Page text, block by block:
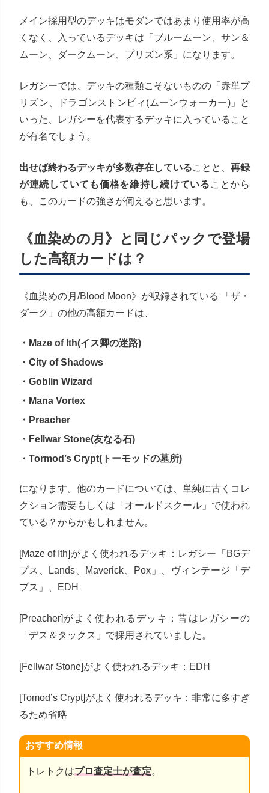
メイン採用型のデッキはモダンではあまり使用率が高
くなく、入っているデッキは「ブルームーン、サン＆
ムーン、ダークムーン、プリズン系」になります。
レガシーでは、デッキの種類こそないものの「赤単プ
リズン、ドラゴンストンピィ(ムーンウォーカー)」と
いった、レガシーを代表するデッキに入っていること
が有名でしょう。
出せば終わるデッキが多数存在していることと、 再録
が連続していても価格を維持し続けている ことから
も、このカードの強さが伺えると思います。
《血染めの月》と同じパックで登場
した高額カードは？
《血染めの月/Blood Moon》が収録されている 「ザ・
ダーク」の他の高額カードは、
・Maze of Ith(イス卿の迷路)
・City of Shadows
・Goblin Wizard
・Mana Vortex
・Preacher
・Fellwar Stone(友なる石)
・Tormod’s Crypt(トーモッドの墓所)
になります。他のカードについては、単純に古くコレ
クション需要もしくは「オールドスクール」で使われ
ている？からかもしれません。
[Maze of Ith]がよく使われるデッキ：レガシー「BGデ
プス、Lands、Maverick、Pox」、ヴィンテージ「デ
プス」、EDH
[Preacher]がよく使われるデッキ：昔はレガシーの
「デス＆タックス」で採用されていました。
[Fellwar Stone]がよく使われるデッキ：EDH
[Tomod’s Crypt]がよく使われるデッキ：非常に多すぎ
るため省略
おすすめ情報
トレトクはプロ査定士が査定。